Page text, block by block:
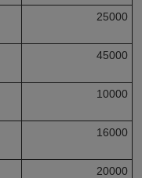
25000
45000
10000
16000
20000